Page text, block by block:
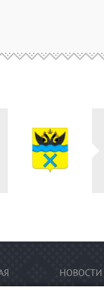
НОВОСТИ